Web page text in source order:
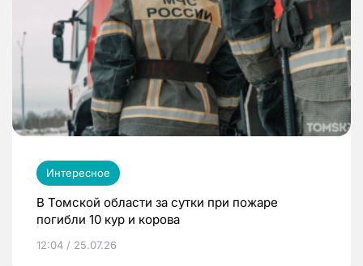
Интересное
В Томской области за сутки при пожаре
погибли 10 кур и корова
12:04 / 25.07.26